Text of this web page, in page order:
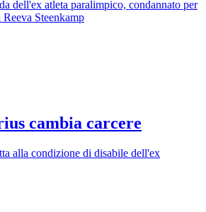
dell'ex atleta paralimpico, condannato per
Steenkamp
cambia carcere
alla condizione di disabile dell'ex